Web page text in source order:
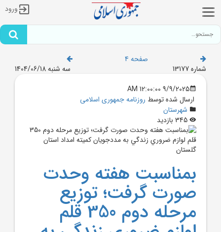
ورود
صفحه 4
شماره 13177
سه شنبه 1404/06/18
9/9/2025 12:00:00 AM
ارسال شده توسط روزنامه جمهوری اسلامی
شهرستان
بمناسبت هفته وحدت
صورت گرفت؛ توزيع
مرحله دوم 350 قلم